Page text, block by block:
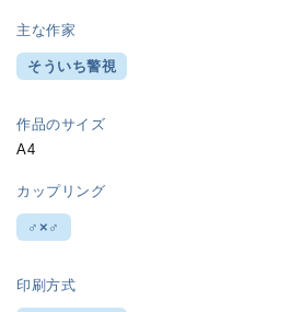
主な作家
そういち警視
作品のサイズ
A4
カップリング
♂×♂
印刷方式